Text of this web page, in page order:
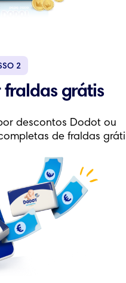
2
fraldas grátis
descontos Dodot ou
de fraldas